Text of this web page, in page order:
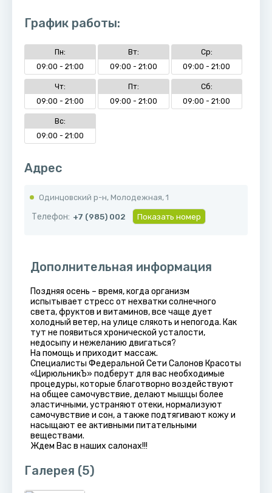
График работы:
Пн:
09:00 - 21:00
Вт:
09:00 - 21:00
Ср:
09:00 - 21:00
Чт:
09:00 - 21:00
Пт:
09:00 - 21:00
Сб:
09:00 - 21:00
Вс:
09:00 - 21:00
Адрес
Одинцовский р-н, Молодежная, 1
Телефон: +7 (985) 002 Показать номер
Дополнительная информация
Поздняя осень – время, когда организм
испытывает стресс от нехватки солнечного
света, фруктов и витаминов, все чаще дует
холодный ветер, на улице слякоть и непогода. Как
тут не появиться хронической усталости,
недосыпу и нежеланию двигаться?
На помощь и приходит массаж.
Специалисты Федеральной Сети Салонов Красоты
«ЦирюльникЪ» подберут для вас необходимые
процедуры, которые благотворно воздействуют
на общее самочувствие, делают мышцы более
эластичными, устраняют отеки, нормализуют
самочувствие и сон, а также подтягивают кожу и
насыщают ее активными питательными
веществами.
Ждем Вас в наших салонах!!!
Галерея (5)